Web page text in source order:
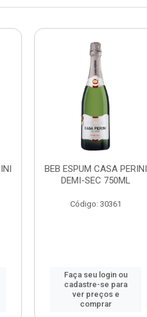
BEB ESPUM CASA PERINI
DEMI-SEC 750ML
Código: 30361
Faça seu login ou
cadastre-se para
ver preços e
comprar